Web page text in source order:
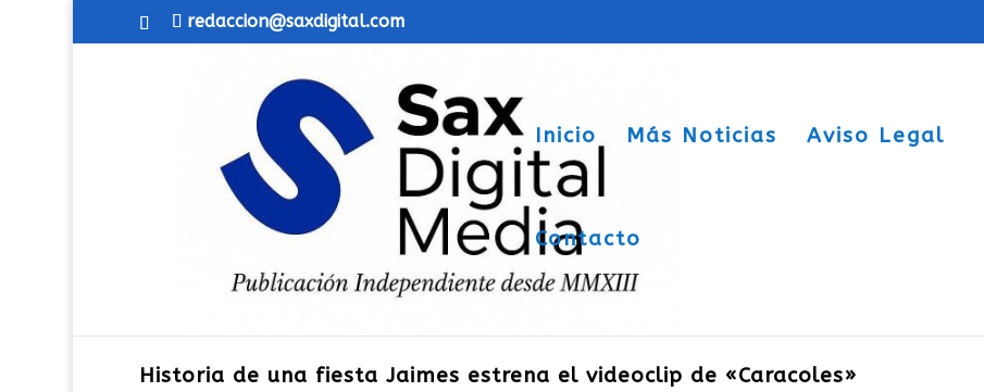
redaccion@saxdigital.com
Inicio Más Noticias Aviso Legal
Contacto
Historia de una fiesta Jaimes estrena el videoclip de «Caracoles»